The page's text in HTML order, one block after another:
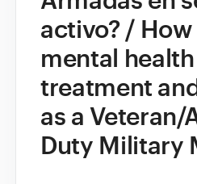
activo? /
mental health
treatment
as a Veteran/
Duty Military